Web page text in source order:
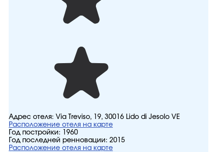
Адрес отеля: Via Treviso, 19, 30016 Lido di Jesolo VE
Расположение отеля на карте
Год постройки:
1960
Год последней ренновации: 2015
Расположение отеля на карте